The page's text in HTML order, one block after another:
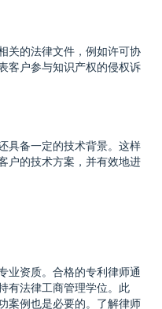
关的法律文件，例如许可协
客户参与知识产权的侵权诉
具备一定的技术背景。这样
户的技术方案，并有效地进
业资质。合格的专利律师通
有法律工商管理学位。此
案例也是必要的。了解律师